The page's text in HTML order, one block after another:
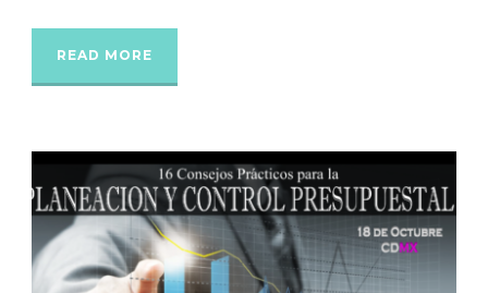
READ MORE